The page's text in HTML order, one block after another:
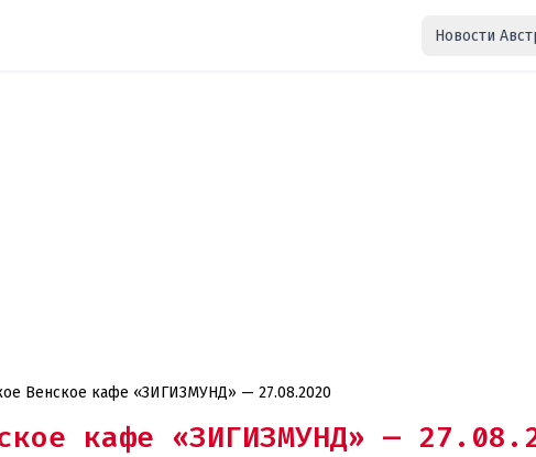
Новости
Венское кафе «ЗИГИЗМУНД» — 27.08.2020
кафе «ЗИГИЗМУНД» —